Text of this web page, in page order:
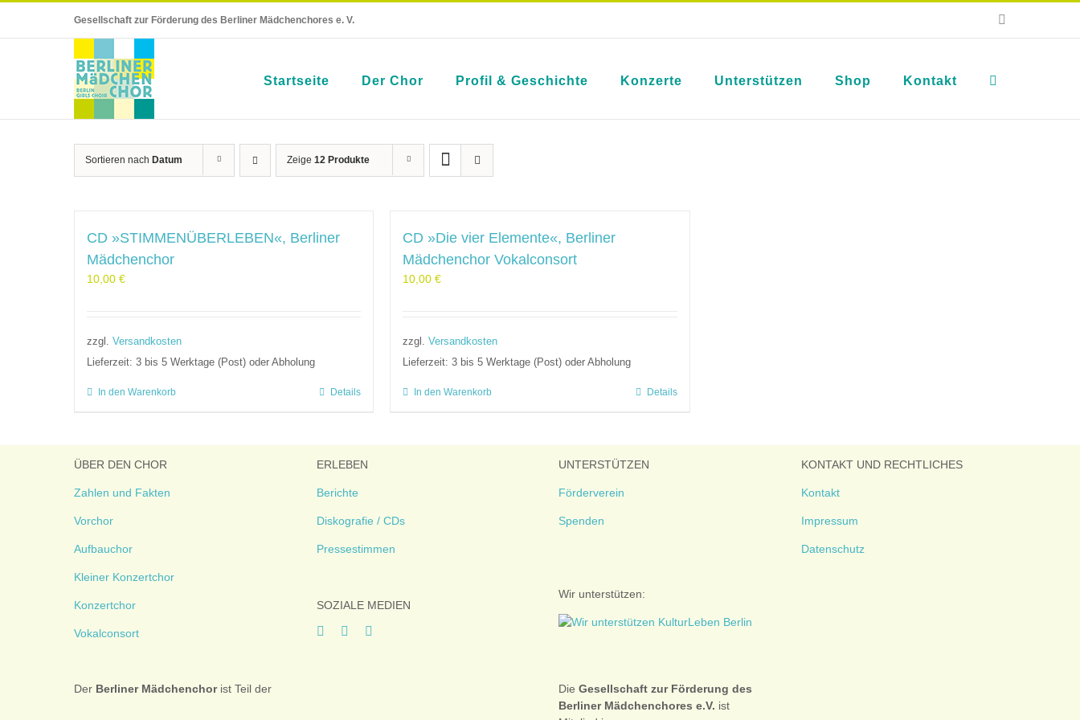
content
Gesellschaft zur Förderung des Berliner Mädchenchores e. V.
Startseite Der Chor Profil & Geschichte Konzerte Unterstützen Shop Kontakt
Sortieren nach Datum Zeige 12 Produkte
CD »STIMMENÜBERLEBEN«, Berliner
Mädchenchor
10,00 €
zzgl. Versandkosten
Lieferzeit: 3 bis 5 Werktage (Post) oder Abholung
In den Warenkorb Details
CD »Die vier Elemente«, Berliner
Mädchenchor Vokalconsort
10,00€
zzgl.Versandkosten
Lieferzeit:3 bis 5 Werktage (Post) oder Abholung
In den Warenkorb Details
ÜBER DEN CHOR
Zahlen und Fakten
Vorchor
Aufbauchor
Kleiner Konzertchor
Konzertchor
Vokalconsort
ERLEBEN
Berichte
Diskografie / CDs
Pressestimmen
SOZIALE MEDIEN
UNTERSTÜTZEN
Förderverein
Spenden
Wir unterstützen:
KONTAKT UND RECHTLICHES
Kontakt
Impressum
Datenschutz
Der Berliner Mädchenchorist Teil der DieGesellschaft zur Förderung des
Berliner Mädchenchores e.V. ist